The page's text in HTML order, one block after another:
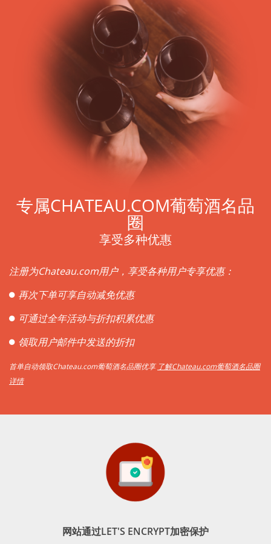
专属CHATEAU.COM葡萄酒名品
圈
享受多种优惠
注册为Chateau.com用户，享受各种用户专享优惠：
再次下单可享自动减免优惠
可通过全年活动与折扣积累优惠
领取用户邮件中发送的折扣
首单自动领取Chateau.com葡萄酒名品圈优享 了解Chateau.com葡萄酒名品圈
详情
网站通过LET'S ENCRYPT加密保护